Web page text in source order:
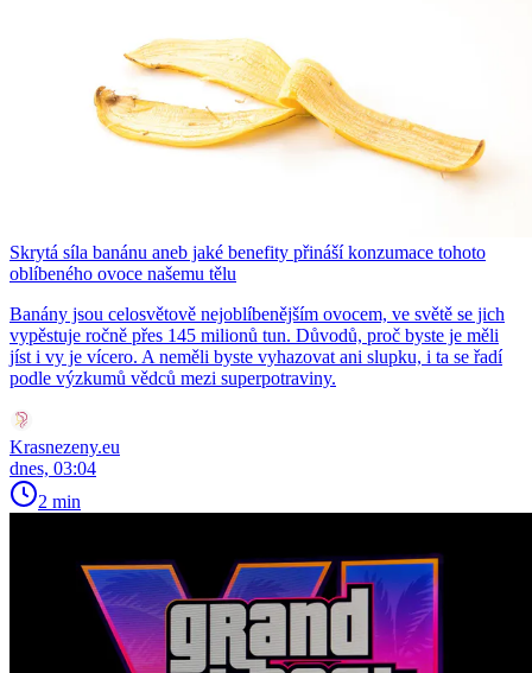
Skrytá síla banánu aneb jaké benefity přináší konzumace tohoto
oblíbeného ovoce našemu tělu
Banány jsou celosvětově nejoblíbenějším ovocem, ve světě se jich
vypěstuje ročně přes 145 milionů tun. Důvodů, proč byste je měli
jíst i vy je vícero. A neměli byste vyhazovat ani slupku, i ta se řadí
podle výzkumů vědců mezi superpotraviny.
Krasnezeny.eu
dnes, 03:04
2 min